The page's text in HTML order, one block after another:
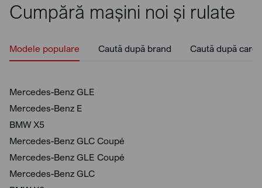
Cumpără mașini noi și rulate
Modele populare Caută după brand Caută după
Mercedes-Benz GLE
Mercedes-Benz E
BMW X5
Mercedes-Benz GLC Coupé
Mercedes-Benz GLE Coupé
Mercedes-Benz GLC